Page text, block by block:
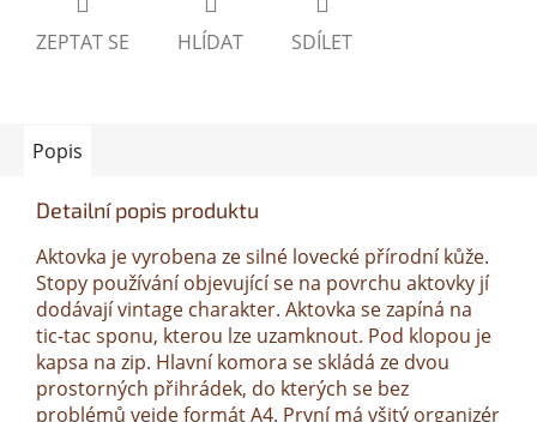
ZEPTAT SE HLÍDAT SDÍLET
Popis
Detailní popis produktu
Aktovka je vyrobena ze silné lovecké přírodní kůže.
Stopy používání objevující se na povrchu aktovky jí
dodávají vintage charakter. Aktovka se zapíná na
tic-tac sponu, kterou lze uzamknout. Pod klopou je
kapsa na zip. Hlavní komora se skládá ze dvou
prostorných přihrádek, do kterých se bez
problémů vejde formát A4. První má všitý organizér